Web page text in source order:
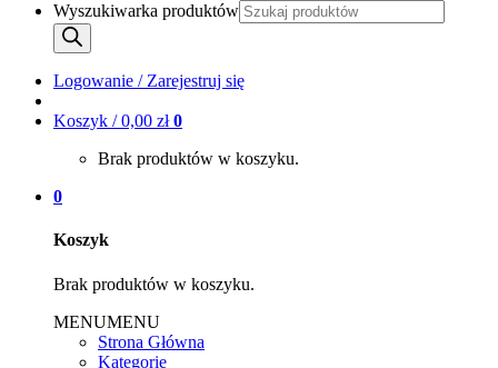
Wyszukiwarka produktów
Logowanie / Zarejestruj się
Koszyk /0,00 zł 0
Brak produktów w koszyku.
0
Koszyk
Brak produktów w koszyku.
MENUMENU
Strona Główna
Kategorie